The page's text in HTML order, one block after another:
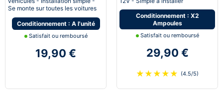
Se monte sur toutes les voitures
Conditionnement : A l'unité
Satisfait ou remboursé
19,90 €
Conditionnement : X2
Ampoules
Satisfait ou remboursé
29,90 €
★ ★ ★ ★ ★ (4.5/5)